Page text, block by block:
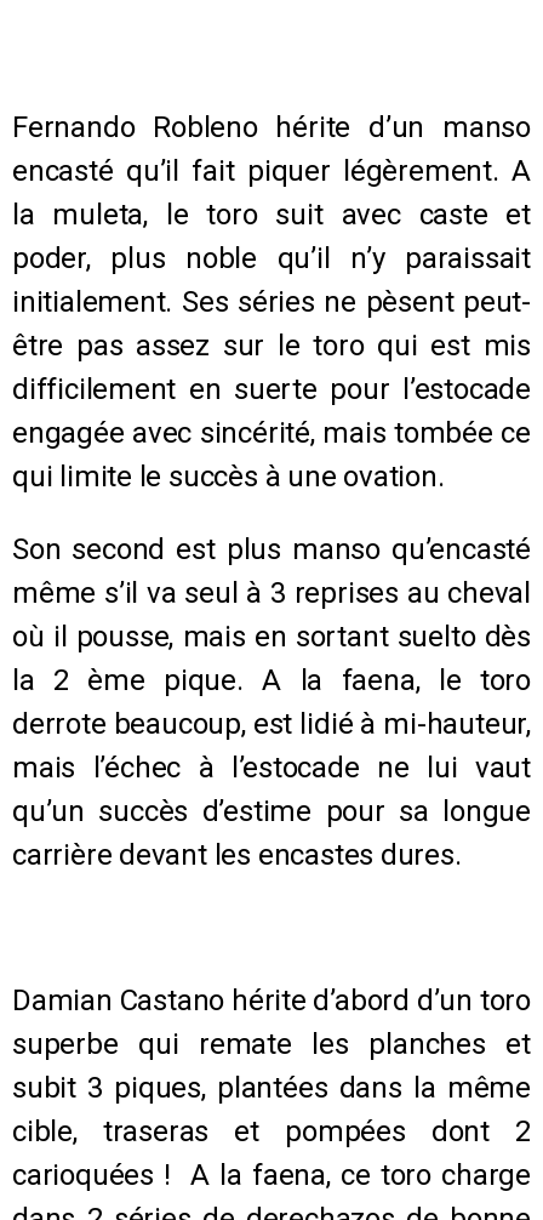
Fernando Robleno hérite d’un manso
encasté qu’il fait piquer légèrement. A
la muleta, le toro suit avec caste et
poder, plus noble qu’il n’y paraissait
initialement. Ses séries ne pèsent peut-
être pas assez sur le toro qui est mis
difficilement en suerte pour l’estocade
engagée avec sincérité, mais tombée ce
qui limite le succès à une ovation.
Son second est plus manso qu’encasté
même s’il va seul à 3 reprises au cheval
où il pousse, mais en sortant suelto dès
la 2 ème pique. A la faena, le toro
derrote beaucoup, est lidié à mi-hauteur,
mais l’échec à l’estocade ne lui vaut
qu’un succès d’estime pour sa longue
carrière devant les encastes dures.
Damian Castano hérite d’abord d’un toro
superbe qui remate les planches et
subit 3 piques, plantées dans la même
cible, traseras et pompées dont 2
carioquées ! A la faena, ce toro charge